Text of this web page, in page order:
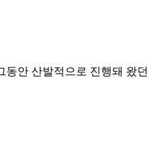
안 산발적으로 진행돼 왔던